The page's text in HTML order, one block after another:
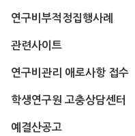
연구비부적정집행사례
관련사이트
연구비관리 애로사항 접수
학생연구원 고충상담센터
예결산공고